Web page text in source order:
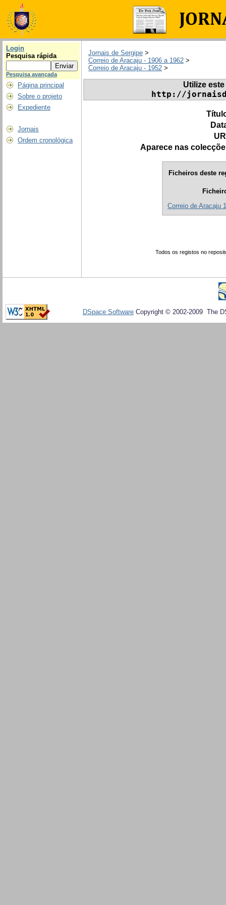
Login
Pesquisa rápida
Pesquisa avançada
Página principal
Sobre o projeto
Expediente
Jornais
Ordem cronológica
Jornais de Sergipe >
Correio de Aracaju - 1906 a 1962 >
Correio de Aracaju - 1952 >
Utilize
http://
Aparece nas
Ficheiros deste
Correio de Aracaju
Todos os registos no
DSpace Software Copyright © 2002-2009 The